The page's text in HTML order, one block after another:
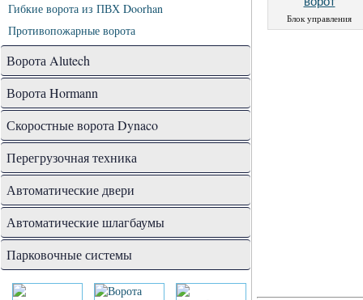
Гибкие ворота из ПВХ Doorhan
Противопожарные ворота
Ворота Alutech
Ворота Hormann
Скоростные ворота Dynaco
Перегрузочная техника
Автоматические двери
Автоматические шлагбаумы
Парковочные системы
Блок управления